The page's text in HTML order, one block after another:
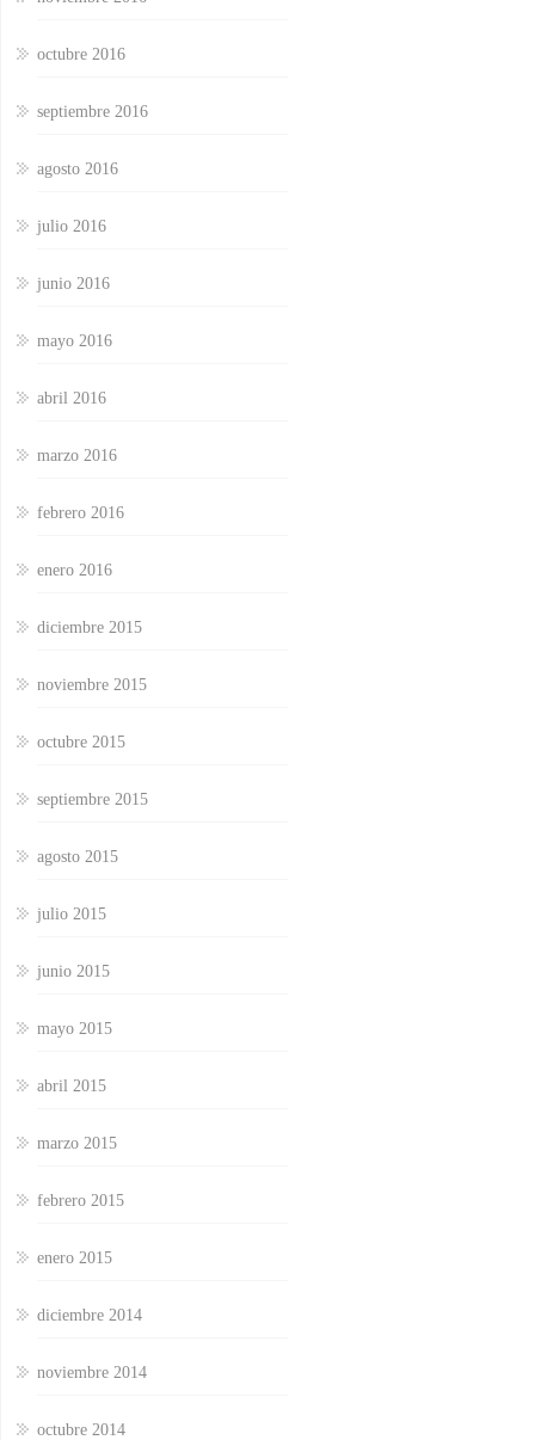
octubre 2016
septiembre 2016
agosto 2016
julio 2016
junio 2016
mayo 2016
abril 2016
marzo 2016
febrero 2016
enero 2016
diciembre 2015
noviembre 2015
octubre 2015
septiembre 2015
agosto 2015
julio 2015
junio 2015
mayo 2015
abril 2015
marzo 2015
febrero 2015
enero 2015
diciembre 2014
noviembre 2014
octubre 2014